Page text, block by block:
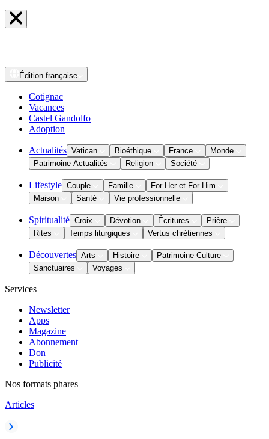
Édition française
Cotignac
Vacances
Castel Gandolfo
Adoption
Actualités Vatican Bioéthique France
Monde
Patrimoine Actualités
Religion Société
Lifestyle Couple Famille
For Her et For Him
Maison
Santé Vie professionnelle
Spiritualité Croix Dévotion Écritures
Prière
Rites
Temps liturgiques Vertus chrétiennes
Découvertes Arts Histoire
Patrimoine Culture
Sanctuaires
Voyages
Services
Newsletter
Apps
Magazine
Abonnement
Don
Publicité
Nos formats phares
Articles